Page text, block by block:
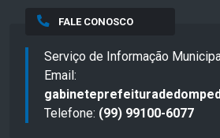
FALE CONOSCO
Serviço de Informação
Email:
Telefone: (99) 99100-6077